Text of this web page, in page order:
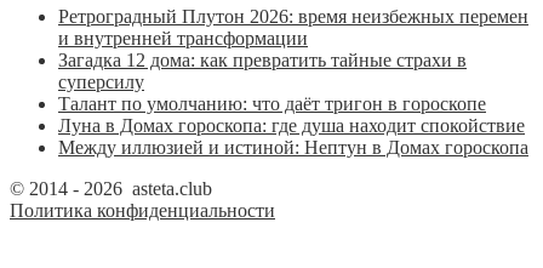
Ретроградный Плутон 2026: время неизбежных перемен
и внутренней трансформации
Загадка 12 дома: как превратить тайные страхи в
суперсилу
Талант по умолчанию: что даёт тригон в гороскопе
Луна в Домах гороскопа: где душа находит спокойствие
Между иллюзией и истиной: Нептун в Домах гороскопа
© 2014 - 2026 asteta.club
Политика конфиденциальности